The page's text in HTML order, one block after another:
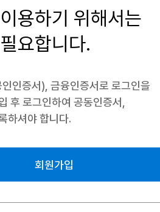
용하기 위해서는
요합니다.
인증서), 금융인증서로 로그인을
후 로그인하여 공동인증서,
하셔야 합니다.
회원가입